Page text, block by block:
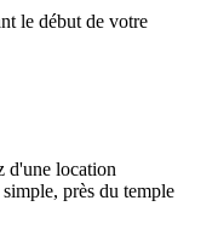
le début de votre
d'une location
près du temple